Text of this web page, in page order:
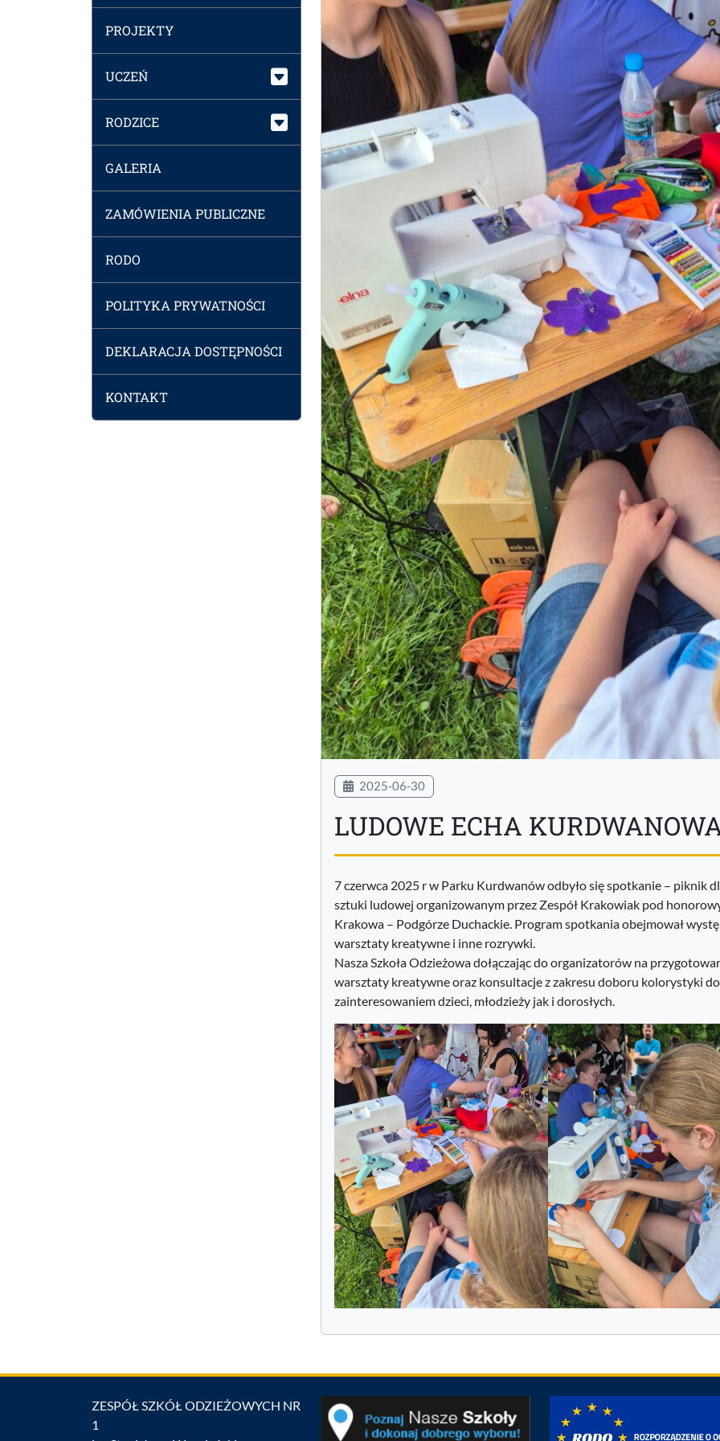
PROJEKTY
UCZEŃ
RODZICE
GALERIA
ZAMÓWIENIA PUBLICZNE
RODO
POLITYKA PRYWATNOŚCI
DEKLARACJA DOSTĘPNOŚCI
KONTAKT
2025-06-30
LUDOWE ECHA
7 czerwca 2025 r w Parku Kurdwanów odbyło się spotkanie – piknik
sztuki ludowej organizowanym przez Zespół Krakowiak pod
Krakowa – Podgórze Duchackie. Program spotkania obejmował
warsztaty kreatywne i inne rozrywki.
Nasza Szkoła Odzieżowa dołączając do organizatorów na
warsztaty kreatywne oraz konsultacje z zakresu doboru kolorystyki
zainteresowaniem dzieci, młodzieży jak i dorosłych.
ZESPÓŁ SZKÓŁ ODZIEŻOWYCH NR
1